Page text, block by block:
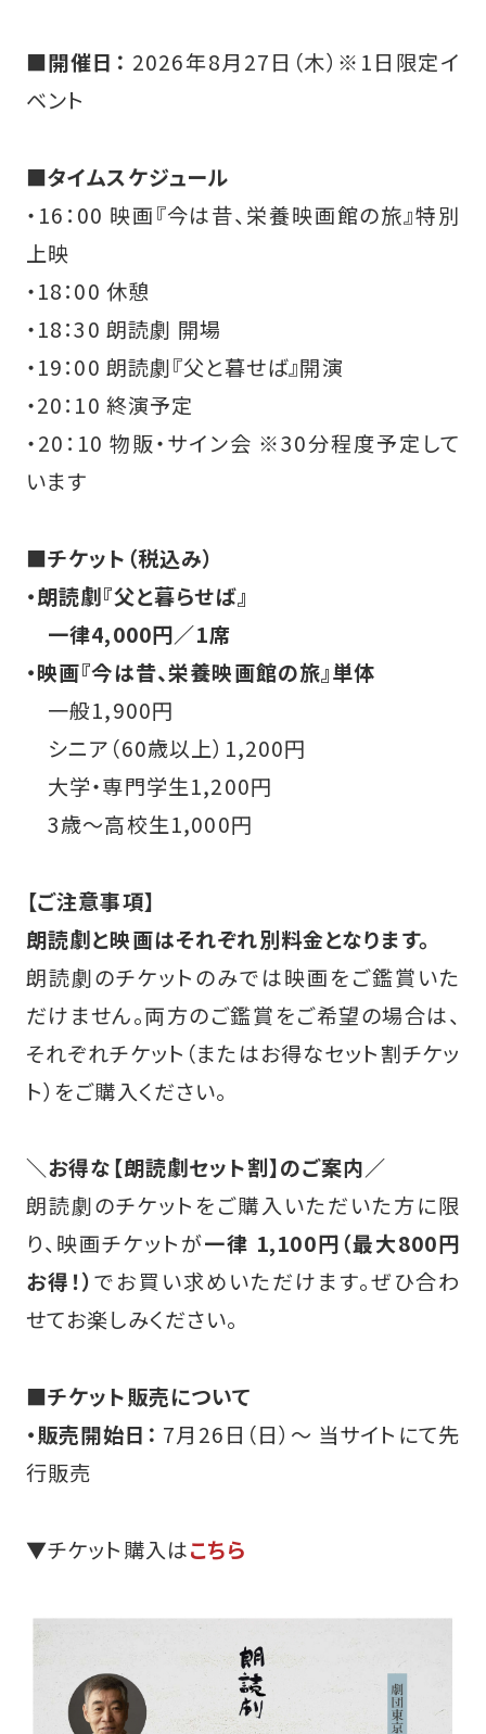
■開催日： 2026年8月27日（木）※1日限定イ
ベント
■タイムスケジュール
・16：00 映画『今は昔、栄養映画館の旅』特別
上映
・18：00 休憩
・18：30 朗読劇 開場
・19：00 朗読劇『父と暮せば』開演
・20：10 終演予定
・20：10 物販・サイン会 ※30分程度予定して
います
■チケット（税込み）
・朗読劇『父と暮らせば』
一律4,000円／1席
・映画『今は昔、栄養映画館の旅』単体
一般1,900円
シニア（60歳以上） 1,200円
大学・専門学生1,200円
3歳〜高校生1,000円
【ご注意事項】
朗読劇と映画はそれぞれ別料金となります。
朗読劇のチケットのみでは映画をご鑑賞いた
だけません。両方のご鑑賞をご希望の場合は、
それぞれチケット（またはお得なセット割チケッ
ト）をご購入ください。
＼お得な【朗読劇セット割】のご案内／
朗読劇のチケットをご購入いただいた方に限
り、映画チケットが一律 1,100円（最大800円
お得！）でお買い求めいただけます。ぜひ合わ
せてお楽しみください。
■チケット販売について
・販売開始日： 7月26日（日）〜 当サイトにて先
行販売
▼チケット購入はこちら